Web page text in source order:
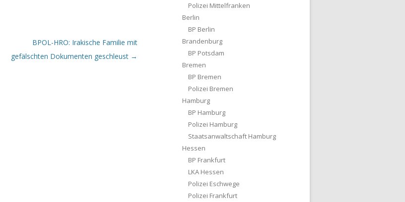
BPOL-HRO: Irakische Familie mit
gefälschten Dokumenten geschleust →
Polizei Mittelfranken
Berlin
BP Berlin
Brandenburg
BP Potsdam
Bremen
BP Bremen
Polizei Bremen
Hamburg
BP Hamburg
Polizei Hamburg
Staatsanwaltschaft Hamburg
Hessen
BP Frankfurt
LKA Hessen
Polizei Eschwege
Polizei Frankfurt